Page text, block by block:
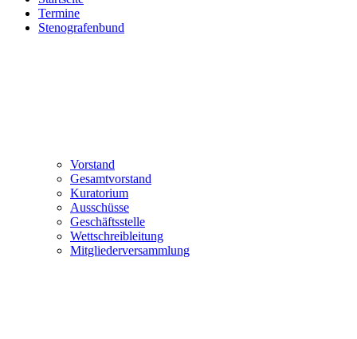
Termine
Stenografenbund
Vorstand
Gesamtvorstand
Kuratorium
Ausschüsse
Geschäftsstelle
Wettschreibleitung
Mitgliederversammlung